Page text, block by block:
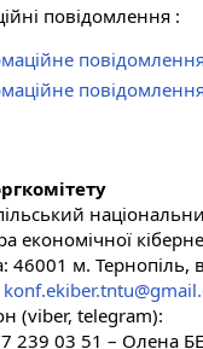
повідомлення :
економічної
46001 м. Тернопіль,
(viber, telegram):
239 03 51 – Олена